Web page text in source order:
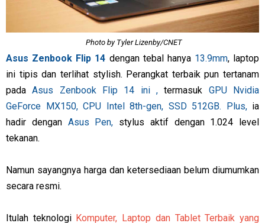
Photo by Tyler Lizenby/CNET
Asus Zenbook Flip 14 dengan tebal hanya 13.9mm, laptop
ini tipis dan terlihat stylish. Perangkat terbaik pun tertanam
padaAsus Zenbook Flip 14 ini ,termasuk GPU Nvidia
GeForce MX150, CPU Intel 8th-gen, SSD 512GB. Plus, ia
hadir denganAsus Pen, stylus aktif dengan 1.024 level
tekanan.
Namun sayangnya harga dan ketersediaan belum diumumkan
secara resmi.
Itulah teknologi Komputer, Laptop dan Tablet Terbaik yang